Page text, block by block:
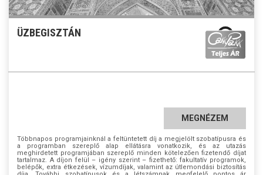
ÜZBEGISZTÁN
MEGNÉZEM
Többnapos programjainknál a feltüntetett díj a megjelölt szobatípusra és
a programban szereplő alap ellátásra vonatkozik, és az utazás
meghirdetett programjában szereplő minden kötelezően fizetendő díjat
tartalmaz. A díjon felül – igény szerint – fizethető: fakultatív programok,
belépők, extra étkezések, vízumdíjak, valamint az útlemondási biztosítás